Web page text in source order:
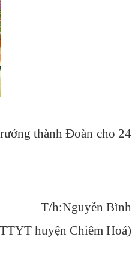
thành Đoàn cho 24
T/h:Nguyễn Bình
huyện Chiêm Hoá)